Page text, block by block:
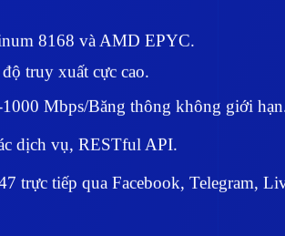
8168 và AMD EPYC.
truy xuất cực cao.
Mbps/Băng thông không giới
dịch vụ, RESTful API.
trực tiếp qua Facebook, Telegram,